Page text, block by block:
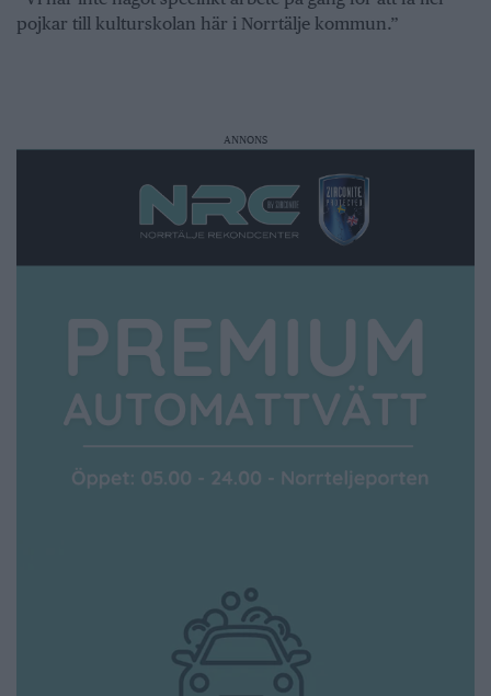
pojkar till kulturskolan här i Norrtälje kommun.”
ANNONS